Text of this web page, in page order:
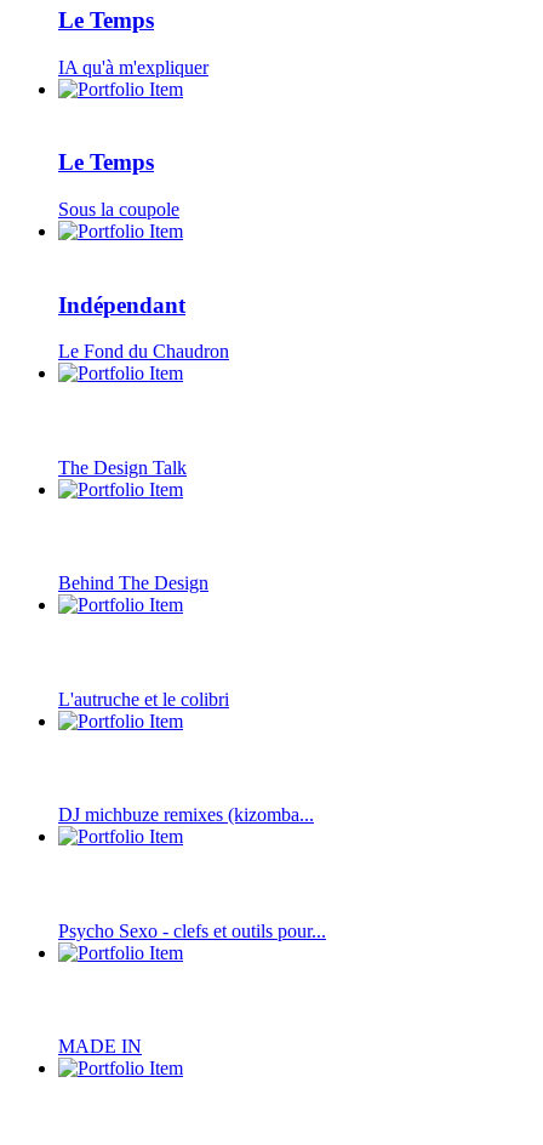
Le Temps
IA qu'à m'expliquer
Le Temps
Sous la coupole
Indépendant
Le Fond du Chaudron
The Design Talk
Behind The Design
L'autruche et le colibri
DJ michbuze remixes (kizomba...
Psycho Sexo - clefs et outils pour...
MADE IN